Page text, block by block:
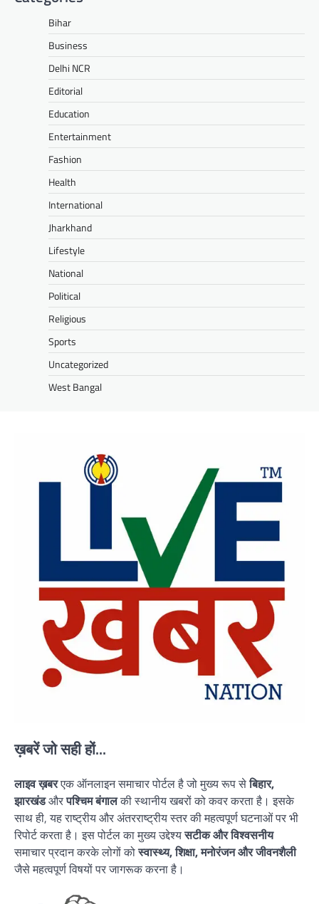
Bihar
Business
Delhi NCR
Editorial
Education
Entertainment
Fashion
Health
International
Jharkhand
Lifestyle
National
Political
Religious
Sports
Uncategorized
West Bangal
ख़बरें जो सही हों...
लाइव ख़बरएक ऑनलाइन समाचार पोर्टल है जो मुख्य रूप सेबिहार,
झारखंडऔरपश्चिम बंगालकी स्थानीय खबरों को कवर करता है। इसके
साथ ही, यह राष्ट्रीय और अंतरराष्ट्रीय स्तर की महत्वपूर्ण घटनाओं पर भी
रिपोर्ट करता है। इस पोर्टल का मुख्य उद्देश्यसटीक और विश्वसनीय
समाचार प्रदान करके लोगों कोस्वास्थ्य, शिक्षा, मनोरंजन और जीवनशैली
जैसे महत्वपूर्ण विषयों पर जागरूक करना है।